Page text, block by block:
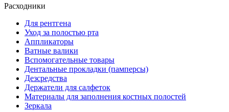
Расходники
Для рентгена
Уход за полостью рта
Аппликаторы
Ватные валики
Вспомогательные товары
Дентальные прокладки (памперсы)
Дезсредства
Держатели для салфеток
Материалы для заполнения костных полостей
Зеркала